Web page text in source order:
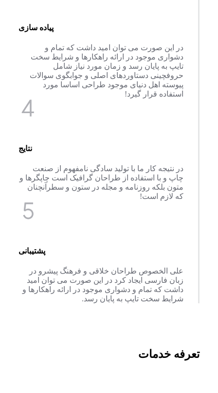
پیاده سازی
در این صورت می توان امید داشت که تمام و
دشواری موجود در ارائه راهکارها و شرایط سخت
تایپ به پایان رسد و زمان مورد نیاز شامل
حروفچینی دستاوردهای اصلی و جوابگوی سوالات
پیوسته اهل دنیای موجود طراحی اساسا مورد
استفاده قرار گیرد!
نتايج
در نتیجه کار ما با تولید سادگی نامفهوم از صنعت
چاپ و با استفاده از طراحان گرافیک است چاپگرها و
متون بلکه روزنامه و مجله در ستون و سطرآنچنان
که لازم است!
پشتیبانی
علی الخصوص طراحان خلاقی و فرهنگ پیشرو در
زبان فارسی ایجاد کرد در این صورت می توان امید
داشت که تمام و دشواری موجود در ارائه راهکارها و
شرایط سخت تایپ به پایان رسد.
تعرفه خدمات